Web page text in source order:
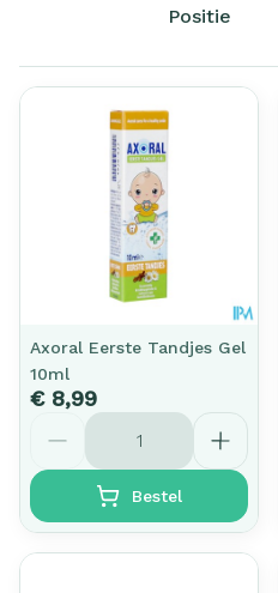
Sorteer op:
Axoral Eerste Tandjes Gel
10ml
€ 8,99
Aantal
Bestel